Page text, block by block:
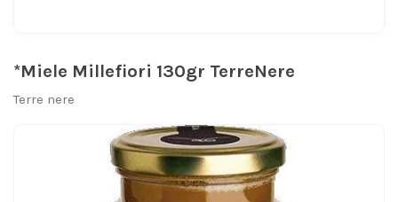
*Miele Millefiori 130gr TerreNere
Terre nere